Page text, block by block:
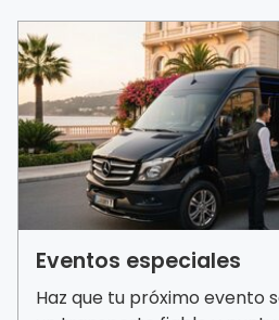
Eventos especiales
Haz que tu próximo evento